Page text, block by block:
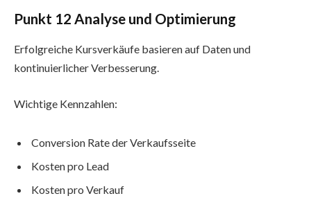
Punkt 12 Analyse und Optimierung
Erfolgreiche Kursverkäufe basieren auf Daten und
kontinuierlicher Verbesserung.
Wichtige Kennzahlen:
Conversion Rate der Verkaufsseite
Kosten pro Lead
Kosten pro Verkauf